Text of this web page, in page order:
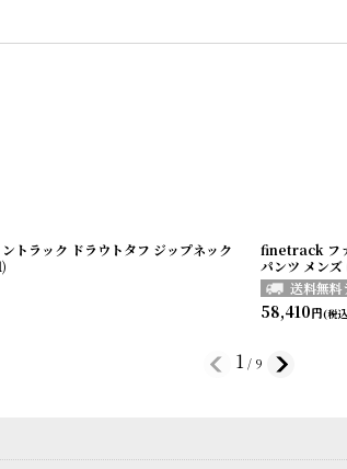
トラック ドラウトタフ ジップネック
finetrack フ
パンツ メンズ
58,410円(税
1 / 9